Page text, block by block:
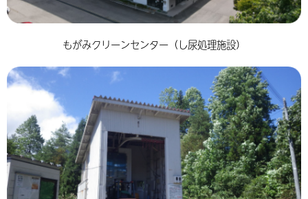
もがみクリーンセンター（し尿処理施設）